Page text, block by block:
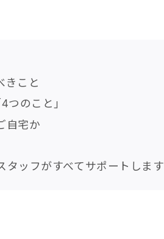
きこと
つのこと」
自宅か
タッフがすべてサポートします